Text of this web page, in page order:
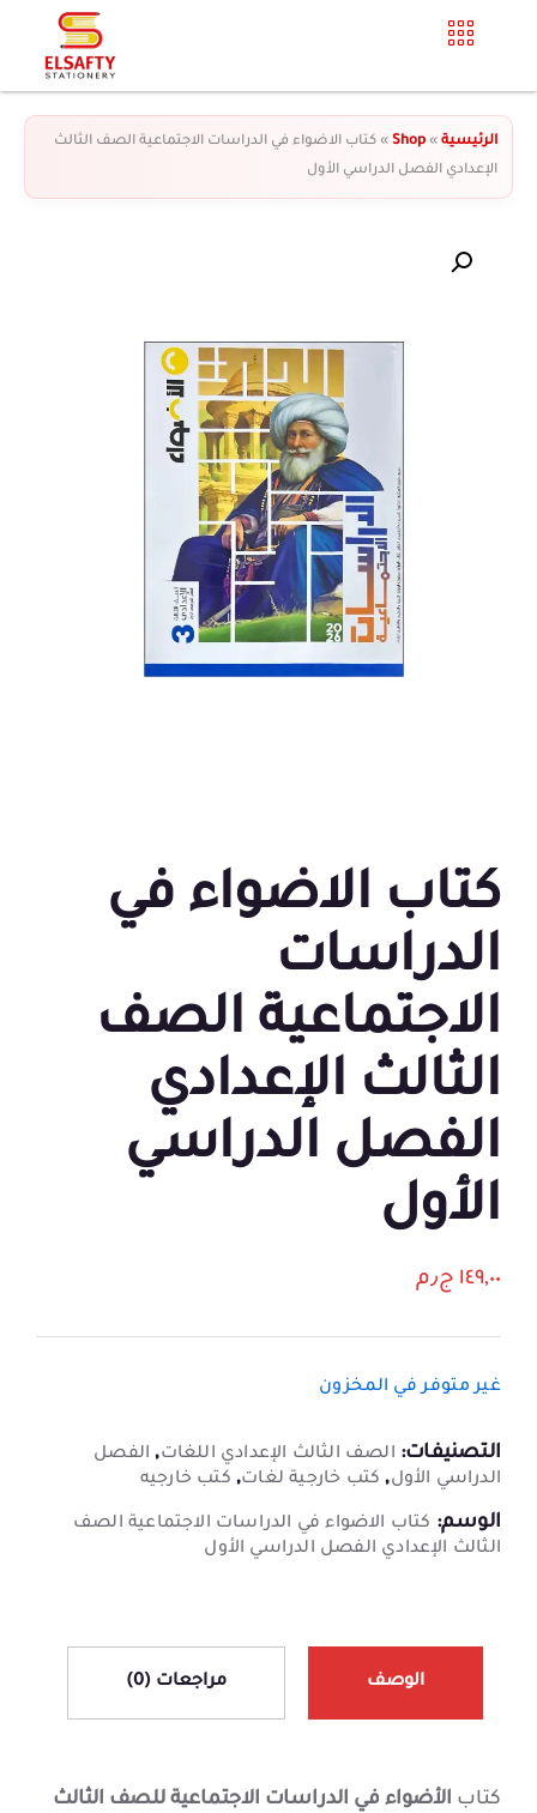
الرئيسية »
Shop
» كتاب الاضواء في الدراسات الاجتماعية الصف الثالث
الإعدادي الفصل الدراسي الأول
كتاب الاضواء في
الدراسات
الاجتماعية الصف
الثالث الإعدادي
الفصل الدراسي
الأول
١٤٩,٠٠ ج٫م
غير متوفر في المخزون
التصنيفات: الصف الثالث الإعدادي اللغات, الفصل
الدراسي الأول, كتب خارجية لغات, كتب خارجيه
الوسم: كتاب الاضواء في الدراسات الاجتماعية الصف
الثالث الإعدادي الفصل الدراسي الأول
الوصف مراجعات (0)
كتاب الأضواء في الدراسات الاجتماعية للصف الثالث